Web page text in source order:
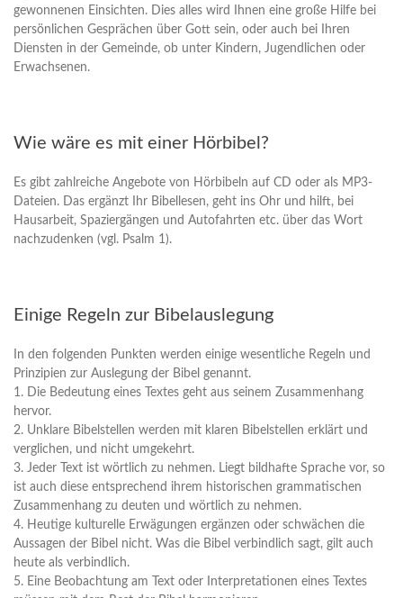
gewonnenen Einsichten. Dies alles wird Ihnen eine große Hilfe bei
persönlichen Gesprächen über Gott sein, oder auch bei Ihren
Diensten in der Gemeinde, ob unter Kindern, Jugendlichen oder
Erwachsenen.
Wie wäre es mit einer Hörbibel?
Es gibt zahlreiche Angebote von Hörbibeln auf CD oder als MP3-
Dateien. Das ergänzt Ihr Bibellesen, geht ins Ohr und hilft, bei
Hausarbeit, Spaziergängen und Autofahrten etc. über das Wort
nachzudenken (vgl. Psalm 1).
Einige Regeln zur Bibelauslegung
In den folgenden Punkten werden einige wesentliche Regeln und
Prinzipien zur Auslegung der Bibel genannt.
1. Die Bedeutung eines Textes geht aus seinem Zusammenhang
hervor.
2. Unklare Bibelstellen werden mit klaren Bibelstellen erklärt und
verglichen, und nicht umgekehrt.
3. Jeder Text ist wörtlich zu nehmen. Liegt bildhafte Sprache vor, so
ist auch diese entsprechend ihrem historischen grammatischen
Zusammenhang zu deuten und wörtlich zu nehmen.
4. Heutige kulturelle Erwägungen ergänzen oder schwächen die
Aussagen der Bibel nicht. Was die Bibel verbindlich sagt, gilt auch
heute als verbindlich.
5. Eine Beobachtung am Text oder Interpretationen eines Textes